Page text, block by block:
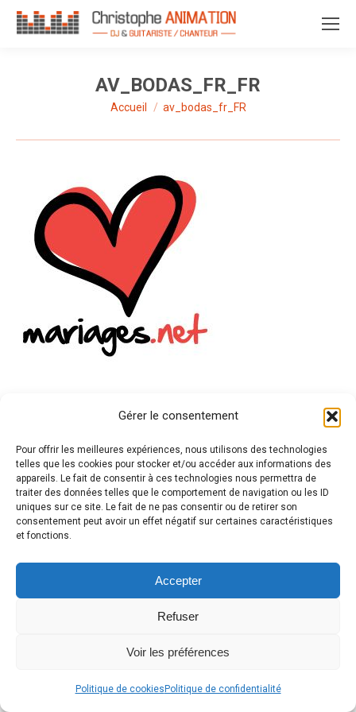
Gérer le consentement
Pour offrir les meilleures expériences, nous utilisons des technologies
telles que les cookies pour stocker et/ou accéder aux informations des
appareils. Le fait de consentir à ces technologies nous permettra de
traiter des données telles que le comportement de navigation ou les ID
uniques sur ce site. Le fait de ne pas consentir ou de retirer son
consentement peut avoir un effet négatif sur certaines caractéristiques
et fonctions.
Accepter
Refuser
Voir les préférences
Politique de cookies Politique de confidentialité
AV_BODAS_FR_FR
Vous êtes ici :
Accueil av_bodas_fr_FR